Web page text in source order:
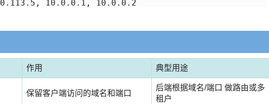
作用 典型用途
保留客户端访问的域名和端口
后端根据域名/端口 做路由或多
租户